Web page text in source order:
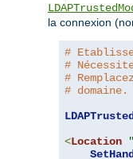
la connexion
#
#
#
# domaine.
<Location